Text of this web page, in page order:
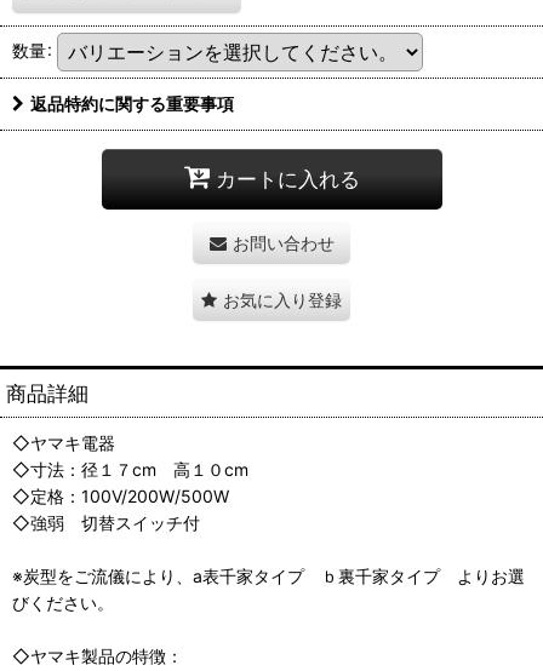
数量:
返品特約に関する重要事項
カートに入れる
お問い合わせ
お気に入り登録
商品詳細
◇ヤマキ電器
◇寸法：径１７cm 高１０cm
◇定格：100V/200W/500W
◇強弱 切替スイッチ付
※炭型をご流儀により、a表千家タイプ ｂ裏千家タイプ よりお選
びください。
◇ヤマキ製品の特徴：